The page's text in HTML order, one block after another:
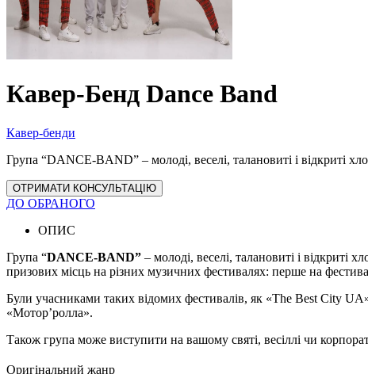
Кавер-Бенд Dance Band
Кавер-бенди
Група “DANCE-BAND” – молоді, веселі, талановиті і відкриті
ОТРИМАТИ КОНСУЛЬТАЦІЮ
ДО ОБРАНОГО
ОПИС
Група “DANCE-BAND” – молоді, веселі, талановиті і
призових місць на різних музичних фестивалях: перше на
Були учасниками таких відомих фестивалів, як «The Best City
«Мотор’ролла».
Також група може виступити на вашому святі, весіллі чи
Оригінальний жанр